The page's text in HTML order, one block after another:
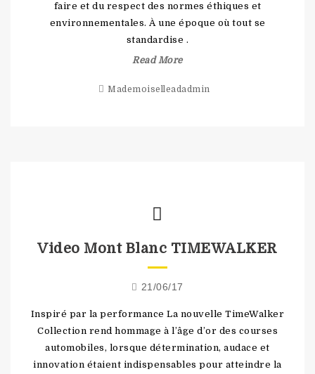
faire et du respect des normes éthiques et
environnementales. À une époque où tout se
standardise .
Read More
Mademoiselleadadmin
Video Mont Blanc TIMEWALKER
21/06/17
Inspiré par la performance La nouvelle TimeWalker
Collection rend hommage à l’âge d’or des courses
automobiles, lorsque détermination, audace et
innovation étaient indispensables pour atteindre la